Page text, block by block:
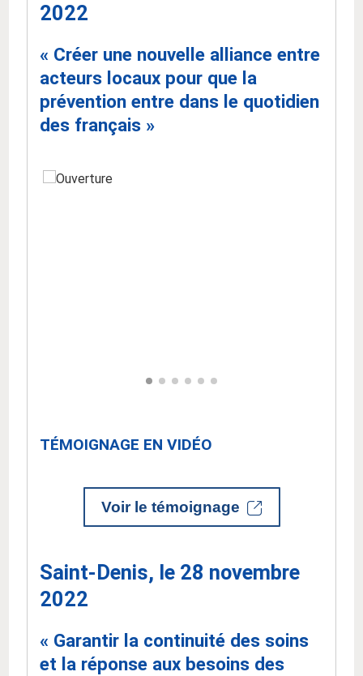
2022
« Créer une nouvelle alliance entre
acteurs locaux pour que la
prévention entre dans le quotidien
des français »
TÉMOIGNAGE EN VIDÉO
Voir le témoignage
Saint-Denis, le 28 novembre
2022
« Garantir la continuité des soins
et la réponse aux besoins des